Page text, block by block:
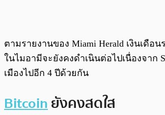
ตามรายงานของ Miami Herald เงินเดื
ในไมอามีจะยังคงดำเนินต่อไปเนื่องจาก
เมืองไปอีก 4 ปีด้วยกัน
Bitcoinยังคงสดใส